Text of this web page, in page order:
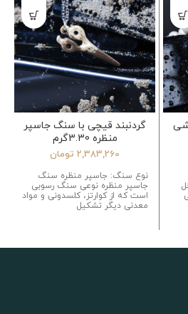
گردنبند قیچی با سنگ جاسپر
منظره 3.30گرم
2,383,260 تومان
نوع سنگ: جاسپر منظره سنگ
جاسپر منظره نوعی سنگ رسوبی
است که از کوارتز، کلسدونی و مواد
معدنی دیگر تشکیل